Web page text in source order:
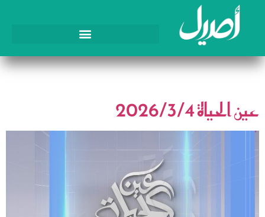
اليوم:4 مارس، 2026
عين الحياة 2026/3/4